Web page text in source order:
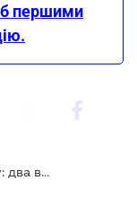
першими
Як виправити помилку в е-лікарняному: два варіанти